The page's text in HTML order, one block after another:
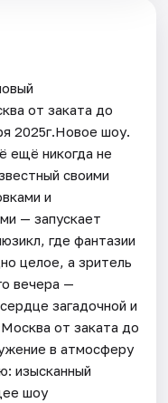
от заката до
2025г.Новое шоу.
ещё никогда не
своими
и
— запускает
где фантазии
целое, а зритель
вечера —
загадочной и
от заката до
в атмосферу
изысканный
шоу